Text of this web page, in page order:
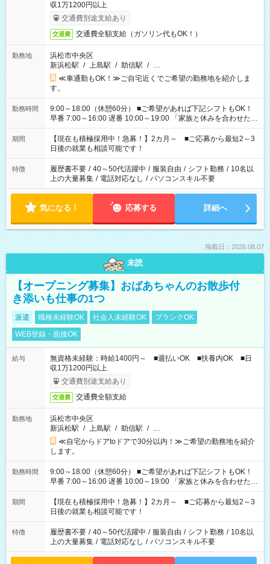
収1万1200円以上
交通費別途支給あり
交通費 交通費全額支給（ガソリン代もOK！）
勤務地
浜松市中央区
新浜松駅 / 上島駅 / 助信駅 / …
≪車通勤もOK！≫ご自宅近くでご希望の勤務地を紹介しま
す。
勤務時間
9:00～18:00（休憩60分） ■ご希望があれば下記シフトもOK！
早番 7:00～16:00 遅番 10:00～19:00 「家族と休みを合わせた
い」 「余裕を持って夕飯の準備がしたい」 「できれば残業はし
たくない」 など、ご希望を教えてくださいね。 ※Wワーク希望
の方へ 今ご覧のお仕事で希望する勤務時間と、もう1つのお仕事
の勤務時間。 合計で週40時間を超える場合は応募できません。
期間
【現在も積極採用中！急募！】2カ月～ ■ご応募から最短2～3
日後の就業も相談可能です！
特徴 履歴書不要 / 40～50代活躍中 / 服装自由 / シフト勤務 / 10名以
上の大量募集 / 電話対応なし / パソコンスキル不要
気になる！ 応募する 詳細へ
掲載日：2026.08.07
未読
【オープニング募集】おばあちゃんのお散歩付
き添いも仕事の1つ
派遣 職種未経験OK 社会人未経験OK
ブランクOK
WEB登録・面接OK
給与
無資格未経験：時給1400円～ ■週払いOK ■扶養内OK ■日
収1万1200円以上
交通費別途支給あり
交通費 交通費全額支給
勤務地
浜松市中央区
新浜松駅 / 上島駅 / 助信駅 / …
≪自宅からドアtoドアで30分以内！≫ご希望の勤務地を紹介
します。
勤務時間
9:00～18:00（休憩60分） ■ご希望があれば下記シフトもOK！
早番 7:00～16:00 遅番 10:00～19:00 「家族と休みを合わせた
い」 「余裕を持って夕飯の準備がしたい」 「できれば残業はし
たくない」 など、ご希望を教えてくださいね。 ※Wワーク希望
の方へ 今ご覧のお仕事で希望する勤務時間と、もう1つのお仕事
の勤務時間。 合計で週40時間を超える場合は応募できません。
期間
【現在も積極採用中！急募！】2カ月～ ■ご応募から最短2～3
日後の就業も相談可能です！
特徴 履歴書不要 / 40～50代活躍中 / 服装自由 / シフト勤務 / 10名以
上の大量募集 / 電話対応なし / パソコンスキル不要